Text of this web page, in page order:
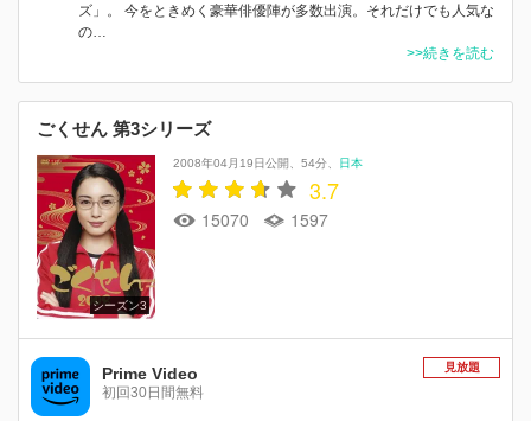
ズ」。 今をときめく豪華俳優陣が多数出演。それだけでも人気な
の…
>>続きを読む
ごくせん 第3シリーズ
シーズン3
2008年04月19日公開 54分 日本
3.7
15070 1597
Prime Video
初回30日間無料
見放題